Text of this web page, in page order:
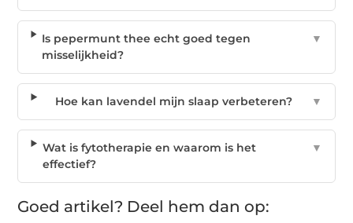
Is pepermunt thee echt goed tegen
misselijkheid?
▼
Hoe kan lavendel mijn slaap verbeteren? ▼
Wat is fytotherapie en waarom is het
effectief?
▼
Goed artikel? Deel hem dan op: